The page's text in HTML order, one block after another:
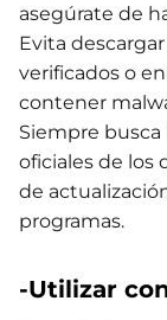
asegúrate de
Evita
verificados o
contener
Siempre busca
oficiales de los
de
programas.
-Utilizar